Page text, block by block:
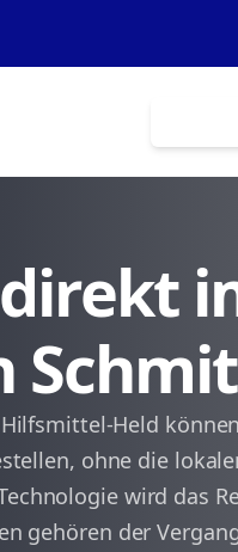
Held
ohne die
wird das
gehören der